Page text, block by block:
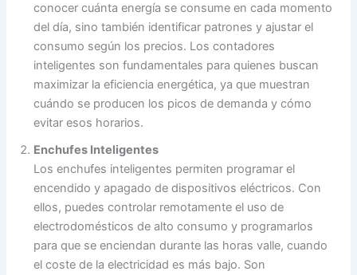
conocer cuánta energía se consume en cada momento
del día, sino también identificar patrones y ajustar el
consumo según los precios. Los contadores
inteligentes son fundamentales para quienes buscan
maximizar la eficiencia energética, ya que muestran
cuándo se producen los picos de demanda y cómo
evitar esos horarios.
Enchufes Inteligentes
Los enchufes inteligentes permiten programar el
encendido y apagado de dispositivos eléctricos. Con
ellos, puedes controlar remotamente el uso de
electrodomésticos de alto consumo y programarlos
para que se enciendan durante las horas valle, cuando
el coste de la electricidad es más bajo. Son